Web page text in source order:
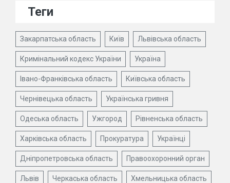
Теги
Закарпатська область Київ Львівська область
Кримінальний кодекс України Україна
Івано-Франківська область Київська область
Чернівецька область Українська гривня
Одеська область Ужгород Рівненська область
Харківська область Прокуратура Українці
Дніпропетровська область Правоохоронний орган
Львів Черкаська область Хмельницька область